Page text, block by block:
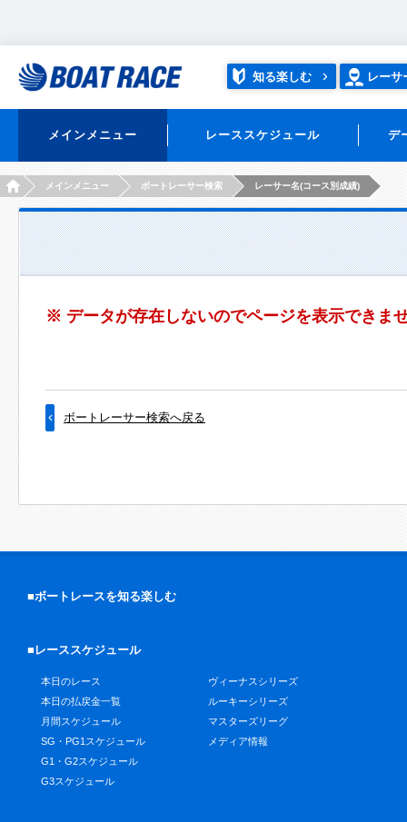
知る楽しむ レーサ
メインメニュー レーススケジュール デ
HOMEメインメニュー ボートレーサー検索 レーサー名(コース別成績)
※ データが存在しないのでページを表示できま
ボートレーサー検索へ戻る
■ボートレースを知る楽しむ
■レーススケジュール
本日のレース
本日の払戻金一覧
月間スケジュール
SG・PG1スケジュール
G1・G2スケジュール
G3スケジュール
ヴィーナスシリーズ
ルーキーシリーズ
マスターズリーグ
メディア情報